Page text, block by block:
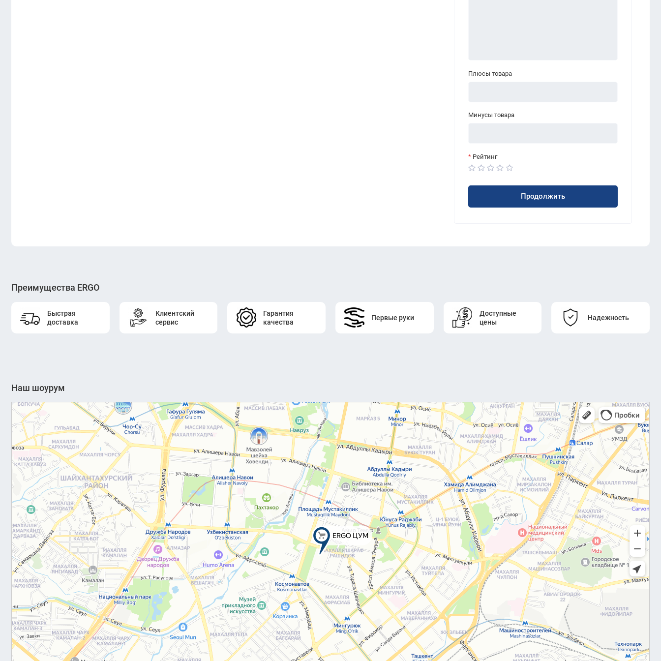
Плюсы товара
Минусы товара
Рейтинг
Продолжить
Преимущества ERGO
Быстрая
доставка
Клиентский
сервис
Гарантия
качества
Первые руки
Доступные
цены
Надежность
Наш шоурум